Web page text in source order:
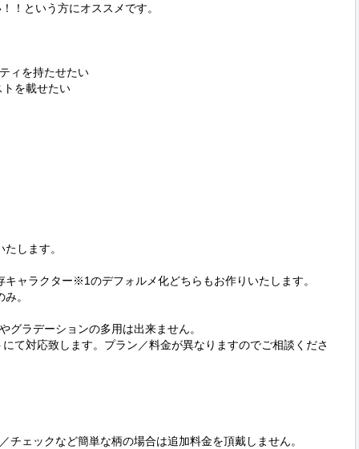
！という方にオススメです。
ィを持たせたい
を載せたい
します。
ャラクター※1のデフォルメ化どちらもお作りいたします。
。
グラデーションの多用は出来ません。
て対応致します。プラン／料金が異なりますのでご相談くださ
チェックなど簡単な柄の場合は追加料金を頂戴しません。